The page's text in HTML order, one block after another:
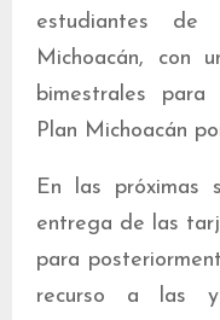
estudiantes de
Michoacán, con
bimestrales
Plan Michoacán
En las próximas
entrega de las
para
recurso a las y